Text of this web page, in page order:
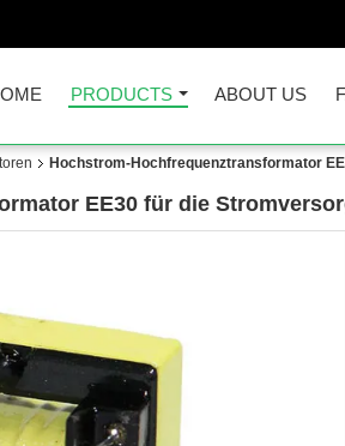
PRODUCTS ABOUT US
Hochstrom-Hochfrequenztransformator
EE30 für die